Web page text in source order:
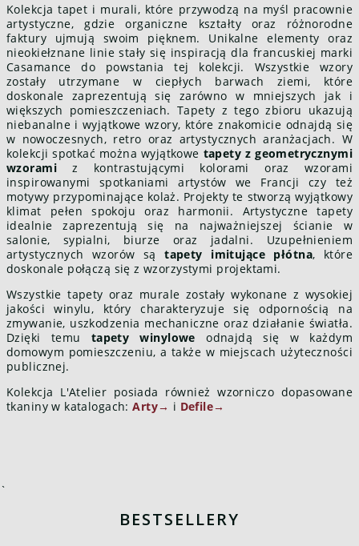
Kolekcja tapet i murali, które przywodzą na myśl pracownie
artystyczne, gdzie organiczne kształty oraz różnorodne
faktury ujmują swoim pięknem. Unikalne elementy oraz
nieokiełznane linie stały się inspiracją dla francuskiej marki
Casamance do powstania tej kolekcji. Wszystkie wzory
zostały utrzymane w ciepłych barwach ziemi, które
doskonale zaprezentują się zarówno w mniejszych jak i
większych pomieszczeniach. Tapety z tego zbioru ukazują
niebanalne i wyjątkowe wzory, które znakomicie odnajdą się
w nowoczesnych, retro oraz artystycznych aranżacjach. W
kolekcji spotkać można wyjątkowe tapety z geometrycznymi
wzoramiz kontrastującymi kolorami oraz wzorami
inspirowanymi spotkaniami artystów we Francji czy też
motywy przypominające kolaż. Projekty te stworzą wyjątkowy
klimat pełen spokoju oraz harmonii. Artystyczne tapety
idealnie zaprezentują się na najważniejszej ścianie w
salonie, sypialni, biurze oraz jadalni. Uzupełnieniem
artystycznych wzorów sątapety imitujące płótna, które
doskonale połączą się z wzorzystymi projektami.
Wszystkie tapety oraz murale zostały wykonane z wysokiej
jakości winylu, który charakteryzuje się odpornością na
zmywanie, uszkodzenia mechaniczne oraz działanie światła.
Dzięki temu tapety winylowe odnajdą się w każdym
domowym pomieszczeniu, a także w miejscach użyteczności
publicznej.
Kolekcja L'Atelier posiada również wzorniczo dopasowane
tkaniny w katalogach:Arty→ i Defile→
`
BESTSELLERY